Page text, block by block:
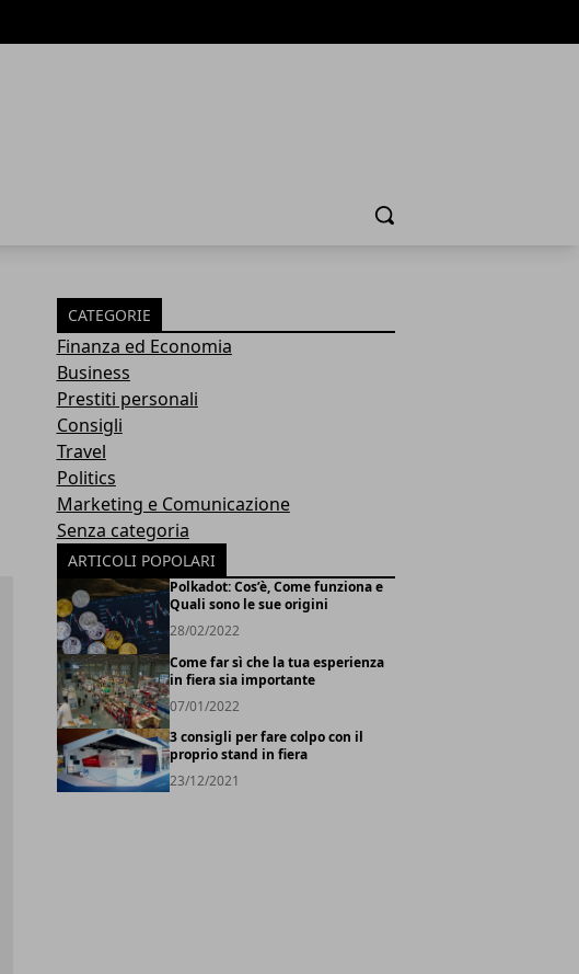
Cerca
CATEGORIE
Finanza ed Economia
Business
Prestiti personali
Consigli
Travel
Politics
Marketing e Comunicazione
Senza categoria
ARTICOLI POPOLARI
Polkadot: Cos’è, Come funziona e
Quali sono le sue origini
28/02/2022
Come far sì che la tua esperienza
in fiera sia importante
07/01/2022
3 consigli per fare colpo con il
proprio stand in fiera
23/12/2021